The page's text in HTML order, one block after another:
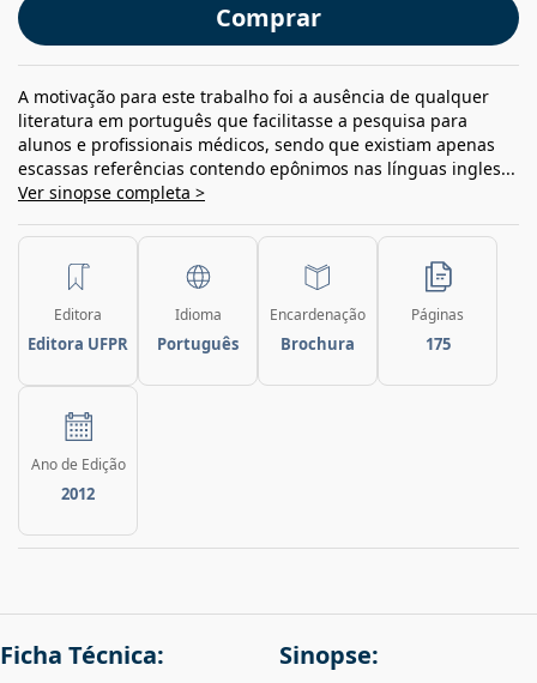
Comprar
A motivação para este trabalho foi a ausência de qualquer
literatura em português que facilitasse a pesquisa para
alunos e profissionais médicos, sendo que existiam apenas
escassas referências contendo epônimos nas línguas ingles...
Ver sinopse completa >
Editora
Editora UFPR
Idioma
Português
Encardenação
Brochura
Páginas
175
Ano de Edição
2012
Ficha Técnica: Sinopse: